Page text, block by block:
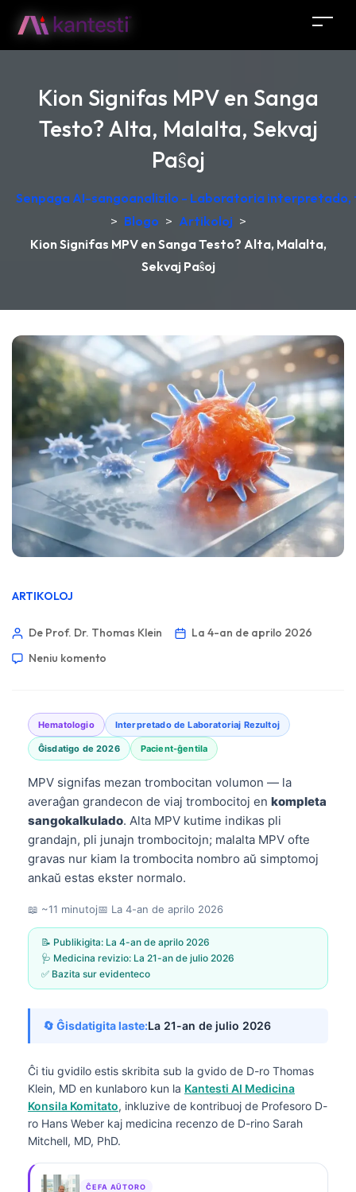
Kion Signifas MPV en Sanga
Testo? Alta, Malalta, Sekvaj
Paŝoj
Senpaga AI-sangoanalizilo - Laboratoria
> Blogo > Artikoloj >
Kion Signifas MPV en Sanga Testo? Alta, Malalta,
Sekvaj Paŝoj
ARTIKOLOJ
De Prof. Dr. Thomas Klein
La 4-an de aprilo 2026
Neniu komento
Hematologio Interpretado de Laboratoriaj Rezultoj
Ĝisdatigo de 2026 Pacient-ĝentila
MPV signifas mezan trombocitan volumon — la
averaĝan grandecon de viaj trombocitoj en kompleta
sangokalkulado. Alta MPV kutime indikas pli
grandajn, pli junajn trombocitojn; malalta MPV ofte
gravas nur kiam la trombocita nombro aŭ simptomoj
ankaŭ estas ekster normalo.
📖 ~11 minutoj📅 La 4-an de aprilo 2026
📝 Publikigita: La 4-an de aprilo 2026
🩺 Medicina revizio: La 21-an de julio 2026
✅ Bazita sur evidenteco
🔄 Ĝisdatigita laste:La 21-an de julio 2026
Ĉi tiu gvidilo estis skribita sub la gvido de D-ro Thomas
Klein, MD en kunlaboro kun la Kantesti AI Medicina
Konsila Komitato, inkluzive de kontribuoj de Profesoro D-
ro Hans Weber kaj medicina recenzo de D-rino Sarah
Mitchell, MD, PhD.
ĈEFA AŬTORO